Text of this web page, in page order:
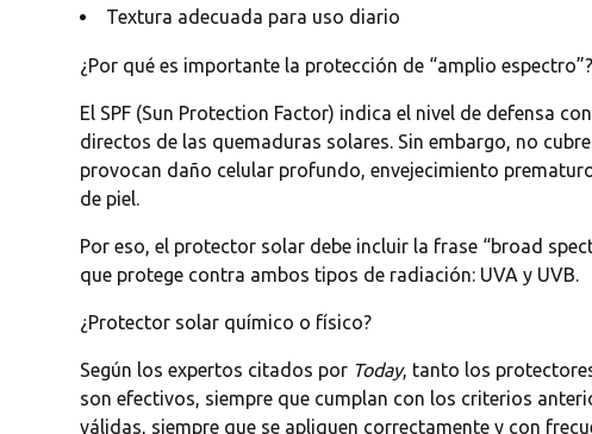
Textura adecuada para uso diario
¿Por qué es importante la protección de “amplio espectro”?
El SPF (Sun Protection Factor) indica el nivel de defensa
directos de las quemaduras solares. Sin embargo, no
provocan daño celular profundo, envejecimiento
de piel.
Por eso, el protector solar debe incluir la frase “broad
que protege contra ambos tipos de radiación: UVA y UVB.
¿Protector solar químico o físico?
Según los expertos citados por Today, tanto los
son efectivos, siempre que cumplan con los criterios
válidas, siempre que se apliquen correctamente y con